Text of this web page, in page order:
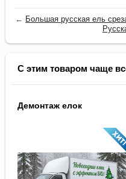
← Большая русская ель
С этим товаром чаще
Демонтаж елок